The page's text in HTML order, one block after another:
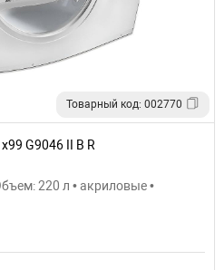
Товарный код: 002770
G9046 II B R
220 л • акриловые •